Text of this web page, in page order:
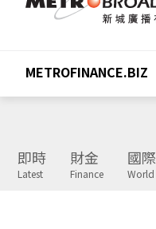
METROFINANCE.BIZ
即時
Latest
財金
Finance
國際
World